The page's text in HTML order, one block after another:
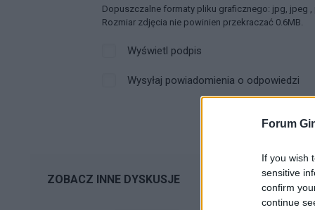
Forum
If you wish
sensitive
confirm
continue
Dopuszczalne formaty pliku graficznego: jpg, jpeg ,
Rozmiar zdjęcia nie powinien przekraczać 0.6MB.
Wyświetl podpis
Wysyłaj powiadomienia o odpowiedzi
ZOBACZ INNE DYSKUSJE